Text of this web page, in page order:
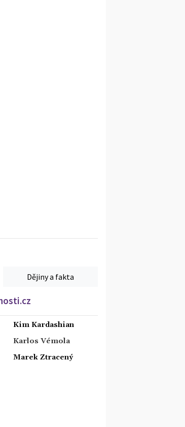
Dějiny a fakta
Kim Kardashian
Karlos Vémola
Marek Ztracený